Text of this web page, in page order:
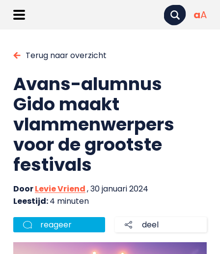
aA
Terug naar overzicht
Avans-alumnus
Gido maakt
vlammenwerpers
voor de grootste
festivals
DoorLevie Vriend, 30 januari 2024
Leestijd:4 minuten
reageer deel